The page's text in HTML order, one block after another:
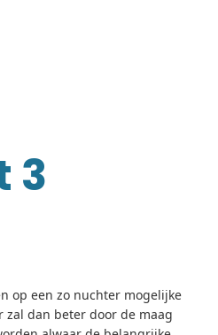
3
op een zo nuchter mogelijke
zal dan beter door de maag